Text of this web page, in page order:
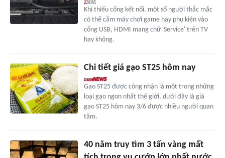
Khi thiếu cổng kết nối, một số người thắc mắc
có thể cắm máy chơi game hay phụ kiện vào
cổng USB, HDMI mang chữ 'Service' trên TV
hay không.
Chi tiết giá gạo ST25 hôm nay
Gạo ST25 được công nhận là một trong những
loại gạo ngon nhất thế giới, dưới đây là giá
gạo ST25 hôm nay 3/6 được nhiều người quan
tâm.
40 năm truy tìm 3 tấn vàng mất